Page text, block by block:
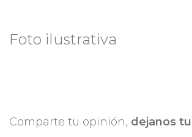
Foto ilustrativa
Comparte tu opinión, dejanos